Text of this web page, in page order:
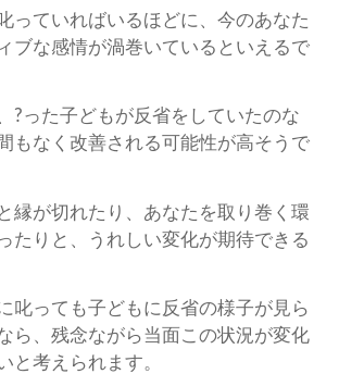
っていればいるほどに、今のあなた
ブな感情が渦巻いているといえるで
?った子どもが反省をしていたのな
もなく改善される可能性が高そうで
縁が切れたり、あなたを取り巻く環
たりと、うれしい変化が期待できる
叱っても子どもに反省の様子が見ら
ら、残念ながら当面この状況が変化
と考えられます。